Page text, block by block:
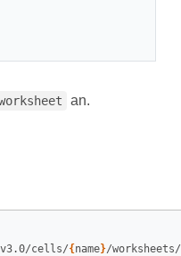
an.
v3.0/cells/{ name}/worksheets/